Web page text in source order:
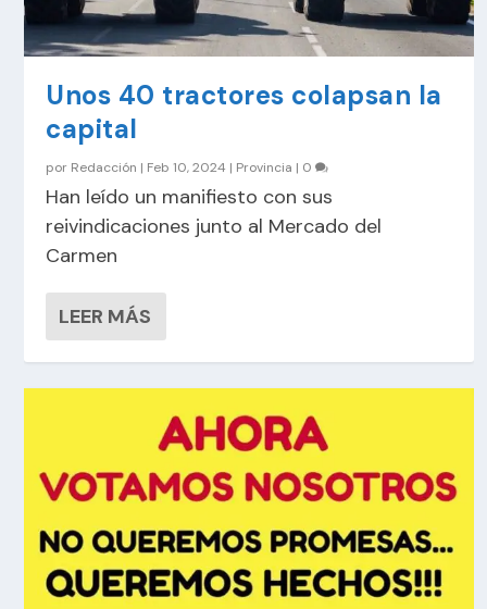
Unos 40 tractores colapsan la
capital
por Redacción | Feb 10, 2024 | Provincia | 0
Han leído un manifiesto con sus
reivindicaciones junto al Mercado del
Carmen
LEER MÁS